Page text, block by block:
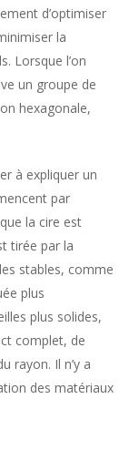
d’optimiser
la
Lorsque l’on
un groupe de
hexagonale,
à expliquer un
par
la cire est
tirée par la
stables, comme
plus
plus solides,
complet, de
rayon. Il n’y a
des matériaux